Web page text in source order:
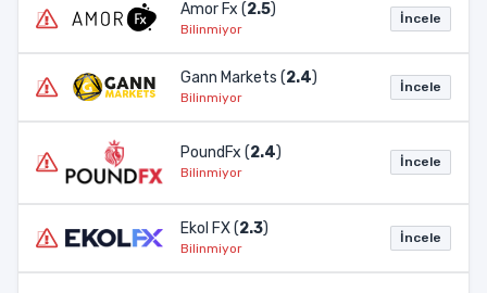
Amor Fx (2.5)
Bilinmiyor
İncele
Gann Markets (2.4)
Bilinmiyor
İncele
PoundFx (2.4)
Bilinmiyor
İncele
Ekol FX (2.3)
Bilinmiyor
İncele